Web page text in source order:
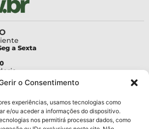
o Consentimento
experiências, usamos tecnologias como
e/ou aceder a informações do dispositivo.
nos permitirá processar dados, como
a Sexta
à Pesquisa
à Inovação